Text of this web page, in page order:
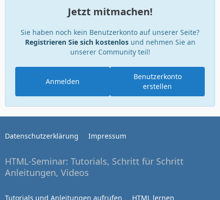
Jetzt mitmachen!
Sie haben noch kein Benutzerkonto auf unserer Seite?
Registrieren Sie sich kostenlosund nehmen Sie an
unserer Community teil!
Benutzerkonto
erstellen
Anmelden
Datenschutzerklärung Impressum
HTML-Seminar: Tutorials, Schritt für Schritt
Anleitungen, Videos
Tutorials und Anleitungen aufrufen HTML lernen